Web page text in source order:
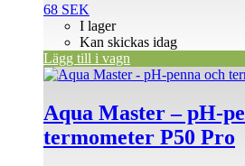
68 SEK
I lager
Kan skickas idag
Lägg till i vagn
Aqua Master – pH-
termometer P50 Pro